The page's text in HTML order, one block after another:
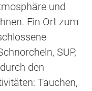
und
Ein Ort zum
SUP,
den
Tauchen,